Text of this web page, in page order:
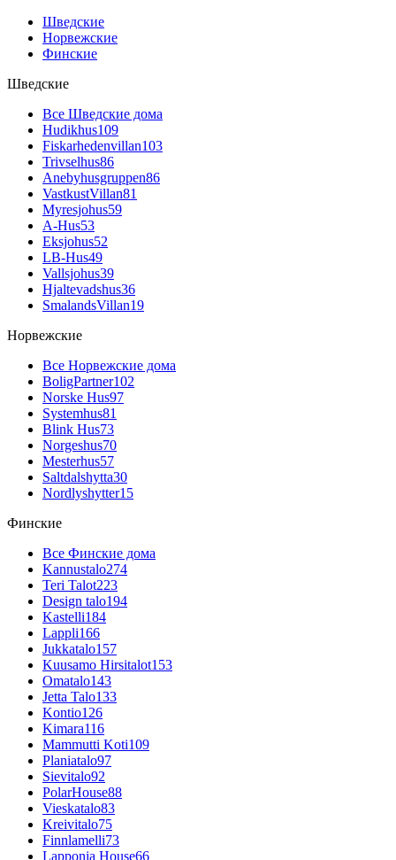
Шведские
Норвежские
Финские
Шведские
Все Шведские дома
Hudikhus109
Fiskarhedenvillan103
Trivselhus86
Anebyhusgruppen86
VastkustVillan81
Myresjohus59
A-Hus53
Eksjohus52
LB-Hus49
Vallsjohus39
Hjaltevadshus36
SmalandsVillan19
Норвежские
Все Норвежские дома
BoligPartner102
Norske Hus97
Systemhus81
Blink Hus73
Norgeshus70
Mesterhus57
Saltdalshytta30
Nordlyshytter15
Финские
Все Финские дома
Kannustalo274
Teri Talot223
Design talo194
Kastelli184
Lappli166
Jukkatalo157
Kuusamo Hirsitalot153
Omatalo143
Jetta Talo133
Kontio126
Kimara116
Mammutti Koti109
Planiatalo97
Sievitalo92
PolarHouse88
Vieskatalo83
Kreivitalo75
Finnlamelli73
Lapponia House66